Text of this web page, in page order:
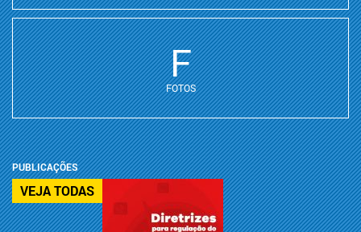
F
FOTOS
PUBLICAÇÕES
VEJA TODAS